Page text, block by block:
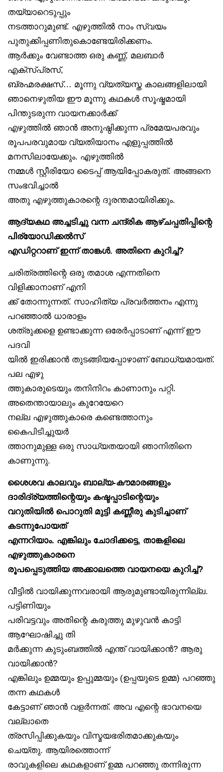
തയ്യാറെടുപ്പും
നടത്താറുമുണ്ട്. എഴുത്തിൽ നാം സ്വയം
പുതുക്കിപ്പണിതുകൊണ്ടേയിരിക്കണം.
ആർക്കും വേണ്ടാത്ത ഒരു കണ്ണ്, മലബാർ
എക്‌സ്പ്രസ്,
ബ്രഹ്മരക്ഷസ്… മൂന്നു വ്യത്യസ്ത കാലങ്ങളിലായി
ഞാനെഴുതിയ ഈ മൂന്നു കഥകൾ സൂഷ്മമായി
പിന്തുടരുന്ന വായനക്കാർക്ക്
എഴുത്തിൽ ഞാൻ അനുഷ്ഠിക്കുന്ന പ്രമേയപരവും
രൂപപരവുമായ വ്യതിയാനം എളുപ്പത്തിൽ
മനസിലായേക്കും. എഴുത്തിൽ
നമ്മൾ സ്റ്റീരിയോ ടൈപ്പ് ആയിപ്പോകരുത്. അങ്ങനെ
സംഭവിച്ചാൽ
അതു എഴുത്തുകാരന്റെ ദുരന്തമായിരിക്കും.
ആദ്യകഥ അച്ചടിച്ചു വന്ന ചന്ദ്രിക ആഴ്ചപ്പതിപ്പിന്റെ
പിര്യോഡിക്കൽസ്
എഡിറ്ററാണ് ഇന്ന് താങ്കൾ. അതിനെ കുറിച്ച്?
ചരിത്രത്തിന്റെ ഒരു തമാശ എന്നതിനെ
വിളിക്കാനാണ് എനി
ക്ക് തോന്നുന്നത്. സാഹിത്യ പ്രവർത്തനം എന്നു
പറഞ്ഞാൽ ധാരാളം
ശത്രുക്കളെ ഉണ്ടാക്കുന്ന ഒരേർപ്പാടാണ് എന്ന് ഈ
പദവി
യിൽ ഇരിക്കാൻ തുടങ്ങിയപ്പോഴാണ് ബോധ്യമായത്.
പല എഴു
ത്തുകാരുടെയും തനിനിറം കാണാനും പറ്റി.
അതെന്തായാലും കുറേയേറെ
നല്ല എഴുത്തുകാരെ കണ്ടെത്താനും
കൈപിടിച്ചുയർ
ത്താനുമുള്ള ഒരു സാധ്യതയായി ഞാനിതിനെ
കാണുന്നു.
ശൈശവ കാലവും ബാല്യ-കൗമാരങ്ങളും
ദാരിദ്ര്യത്തിന്റെയും കഷ്ടപ്പാടിന്റെയും
വറുതിയിൽ പൊറുതി മുട്ടി കണ്ണീരു കുടിച്ചാണ്
കടന്നുപോയത്
എന്നറിയാം. എങ്കിലും ചോദിക്കട്ടെ, താങ്കളിലെ
എഴുത്തുകാരനെ
രൂപപ്പെടുത്തിയ അക്കാലത്തെ വായനയെ കുറിച്ച്?
വീട്ടിൽ വായിക്കുന്നവരായി ആരുമുണ്ടായിരുന്നില്ല.
പട്ടിണിയും
പരിവട്ടവും അതിന്റെ കരുത്തു മുഴുവൻ കാട്ടി
ആഘോഷിച്ചു തി
മർക്കുന്ന കുടുംബത്തിൽ എന്ത് വായിക്കാൻ? ആരു
വായിക്കാൻ?
എങ്കിലും ഉമ്മയും ഉപ്പുമ്മയും (ഉപ്പയുടെ ഉമ്മ) പറഞ്ഞു
തന്ന കഥകൾ
കേട്ടാണ് ഞാൻ വളർന്നത്. അവ എന്റെ ഭാവനയെ
വല്ലാതെ
ത്രസിപ്പിക്കുകയും വിസ്മയഭരിതമാക്കുകയും
ചെയ്തു. ആയിരത്തൊന്ന്
രാവുകളിലെ കഥകളാണ് ഉമ്മ പറഞ്ഞു തന്നിരുന്ന